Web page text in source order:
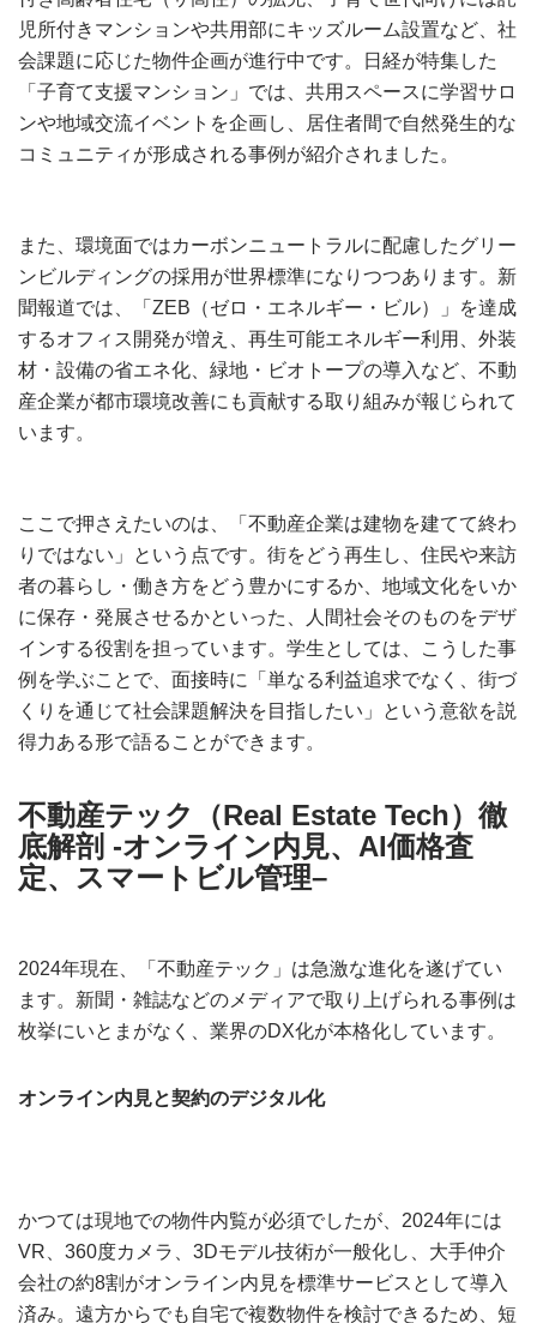
児所付きマンションや共用部にキッズルーム設置など、社
会課題に応じた物件企画が進行中です。日経が特集した
「子育て支援マンション」では、共用スペースに学習サロ
ンや地域交流イベントを企画し、居住者間で自然発生的な
コミュニティが形成される事例が紹介されました。
また、環境面ではカーボンニュートラルに配慮したグリー
ンビルディングの採用が世界標準になりつつあります。新
聞報道では、「ZEB（ゼロ・エネルギー・ビル）」を達成
するオフィス開発が増え、再生可能エネルギー利用、外装
材・設備の省エネ化、緑地・ビオトープの導入など、不動
産企業が都市環境改善にも貢献する取り組みが報じられて
います。
ここで押さえたいのは、「不動産企業は建物を建てて終わ
りではない」という点です。街をどう再生し、住民や来訪
者の暮らし・働き方をどう豊かにするか、地域文化をいか
に保存・発展させるかといった、人間社会そのものをデザ
インする役割を担っています。学生としては、こうした事
例を学ぶことで、面接時に「単なる利益追求でなく、街づ
くりを通じて社会課題解決を目指したい」という意欲を説
得力ある形で語ることができます。
不動産テック（Real Estate Tech）徹
底解剖 -オンライン内見、AI価格査
定、スマートビル管理–
2024年現在、「不動産テック」は急激な進化を遂げてい
ます。新聞・雑誌などのメディアで取り上げられる事例は
枚挙にいとまがなく、業界のDX化が本格化しています。
オンライン内見と契約のデジタル化
かつては現地での物件内覧が必須でしたが、2024年には
VR、360度カメラ、3Dモデル技術が一般化し、大手仲介
会社の約8割がオンライン内見を標準サービスとして導入
済み。遠方からでも自宅で複数物件を検討できるため、短